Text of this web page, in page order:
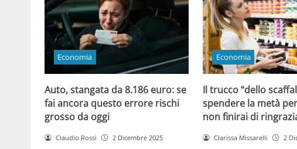
Economia
Auto, stangata da 8.186 euro: se
fai ancora questo errore rischi
grosso da oggi
Claudio Rossi 2 Dicembre 2025
Economia
Il trucco “dello
spendere la metà
non finirai di
Clarissa Missarelli 2